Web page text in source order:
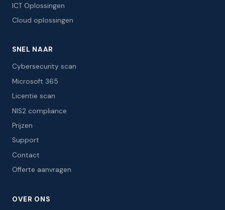
ICT Oplossingen
Cloud oplossingen
SNEL NAAR
Cybersecurity scan
Microsoft 365
Licentie scan
NIS2 compliance
Prijzen
Support
Contact
Offerte aanvragen
OVER ONS